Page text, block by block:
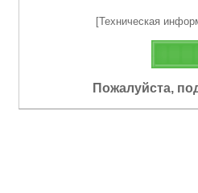
[Техническая
Пожалуйста,